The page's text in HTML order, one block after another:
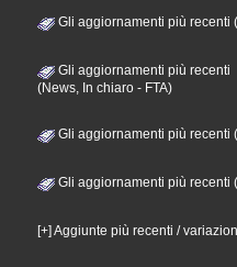
Gli aggiornamenti più recenti
Gli aggiornamenti più recenti
(News, In chiaro - FTA)
Gli aggiornamenti più recenti
Gli aggiornamenti più recenti
[+] Aggiunte più recenti /